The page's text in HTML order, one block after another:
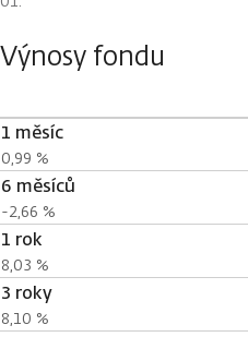
Výnosy fondu
1 měsíc
0,99 %
6 měsíců
-2,66 %
1 rok
8,03 %
3 roky
8,10 %